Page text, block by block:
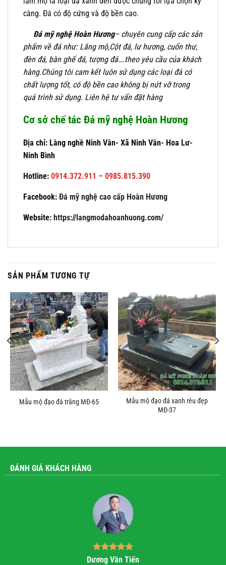
càng. Đá có độ cứng và độ bền cao.
Đá mỹ nghệ Hoàn Hương– chuyên cung cấp các sản
phẩm về đá như: Lăng mộ,Cột đá, lư hương, cuốn thư,
đèn đá, bàn ghế đá, tượng đá….theo yêu cầu của khách
hàng.Chúng tôi cam kết luôn sử dụng các loại đá có
chất lượng tốt, có độ bền cao không bị nứt vỡ trong
quá trình sử dụng. Liên hệ tư vấn đặt hàng
Cơ sở chế tác Đá mỹ nghệ Hoàn Hương
Địa chỉ: Làng nghề Ninh Vân- Xã Ninh Vân- Hoa Lư-
Ninh Bình
Hotline: 0914.372.911 – 0985.815.390
Facebook: Đá mỹ nghệ cao cấp Hoàn Hương
Website: https://langmodahoanhuong.com/
SẢN PHẨM TƯƠNG TỰ
Mẫu mộ đạo đá trắng MĐ-65
Mẫu mộ đạo đá xanh rêu đẹp
MĐ-37
ĐÁNH GIÁ KHÁCH HÀNG
Bùi Quốc Trung